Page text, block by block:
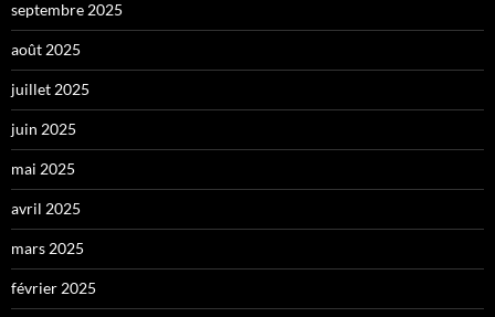
septembre 2025
août 2025
juillet 2025
juin 2025
mai 2025
avril 2025
mars 2025
février 2025